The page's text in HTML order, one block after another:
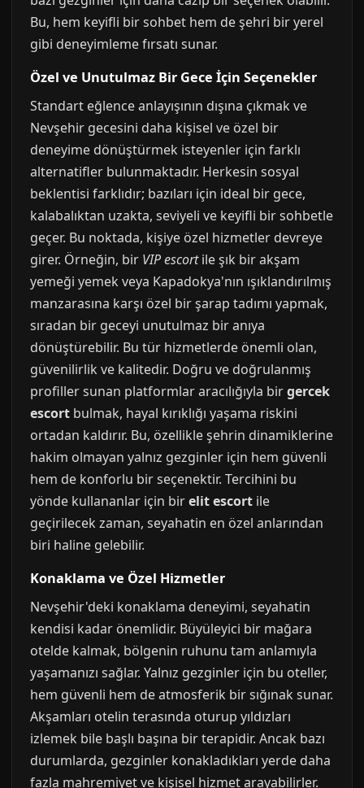
Bu, hem keyifli bir sohbet hem de şehri bir yerel
gibi deneyimleme fırsatı sunar.
Özel ve Unutulmaz Bir Gece İçin Seçenekler
Standart eğlence anlayışının dışına çıkmak ve
Nevşehir gecesini daha kişisel ve özel bir
deneyime dönüştürmek isteyenler için farklı
alternatifler bulunmaktadır. Herkesin sosyal
beklentisi farklıdır; bazıları için ideal bir gece,
kalabalıktan uzakta, seviyeli ve keyifli bir sohbetle
geçer. Bu noktada, kişiye özel hizmetler devreye
girer. Örneğin, bir VIP escortile şık bir akşam
yemeği yemek veya Kapadokya'nın ışıklandırılmış
manzarasına karşı özel bir şarap tadımı yapmak,
sıradan bir geceyi unutulmaz bir anıya
dönüştürebilir. Bu tür hizmetlerde önemli olan,
güvenilirlik ve kalitedir. Doğru ve doğrulanmış
profiller sunan platformlar aracılığıyla birgercek
escort bulmak, hayal kırıklığı yaşama riskini
ortadan kaldırır. Bu, özellikle şehrin dinamiklerine
hakim olmayan yalnız gezginler için hem güvenli
hem de konforlu bir seçenektir. Tercihini bu
yönde kullananlar için birelit escort ile
geçirilecek zaman, seyahatin en özel anlarından
biri haline gelebilir.
Konaklama ve Özel Hizmetler
Nevşehir'deki konaklama deneyimi, seyahatin
kendisi kadar önemlidir. Büyüleyici bir mağara
otelde kalmak, bölgenin ruhunu tam anlamıyla
yaşamanızı sağlar. Yalnız gezginler için bu oteller,
hem güvenli hem de atmosferik bir sığınak sunar.
Akşamları otelin terasında oturup yıldızları
izlemek bile başlı başına bir terapidir. Ancak bazı
durumlarda, gezginler konakladıkları yerde daha
fazla mahremiyet ve kişisel hizmet arayabilirler.